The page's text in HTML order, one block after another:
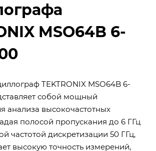
MSO64B 6-
TEKTRONIX MSO64B 6-
собой мощный
анализа высокочастотных
полосой пропускания до 6 ГГц
частотой дискретизации 50 ГГц,
высокую точность измерений,